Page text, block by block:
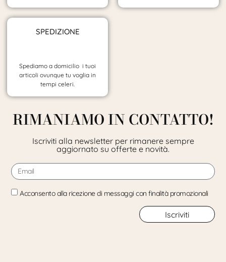
SPEDIZIONE
Spediamo a domicilio i tuoi
articoli ovunque tu voglia in
tempi celeri.
RIMANIAMO IN CONTATTO!
Iscriviti alla newsletter per rimanere sempre
aggiornato su offerte e novità.
Acconsento alla ricezione di messaggi con finalità promozionali
Iscriviti